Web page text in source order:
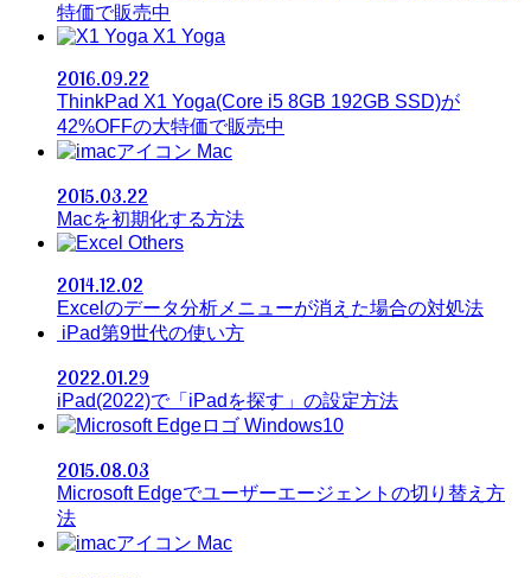
特価で販売中
X1 Yoga
2016.09.22
ThinkPad X1 Yoga(Core i5 8GB 192GB SSD)が
42%OFFの大特価で販売中
Mac
2015.03.22
Macを初期化する方法
Others
2014.12.02
Excelのデータ分析メニューが消えた場合の対処法
iPad第9世代の使い方
2022.01.29
iPad(2022)で「iPadを探す」の設定方法
Windows10
2015.08.03
Microsoft Edgeでユーザーエージェントの切り替え方
法
Mac